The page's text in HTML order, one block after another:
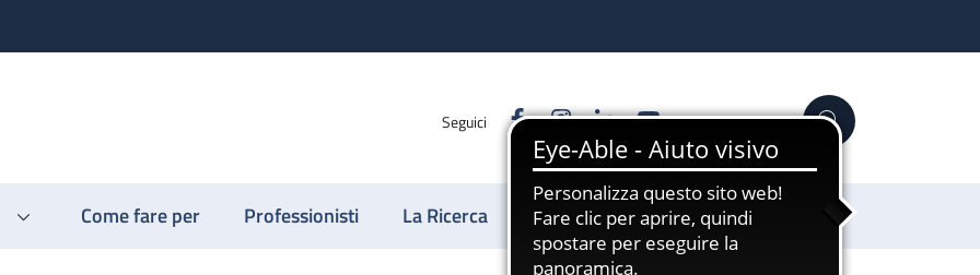
Seguici FacebookInstagram
LinkedinYouTube Cerca
Come fare per Professionisti La Ricerca Sostienici